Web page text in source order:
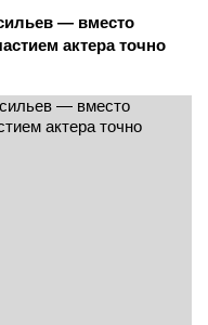
— вместо
актера точно